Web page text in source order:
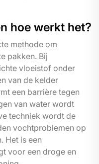
hoe werkt het?
methode om
pakken. Bij
vloeistof onder
van de kelder
een barrière tegen
van water wordt
techniek wordt de
vochtproblemen op
Het is een
voor een droge en